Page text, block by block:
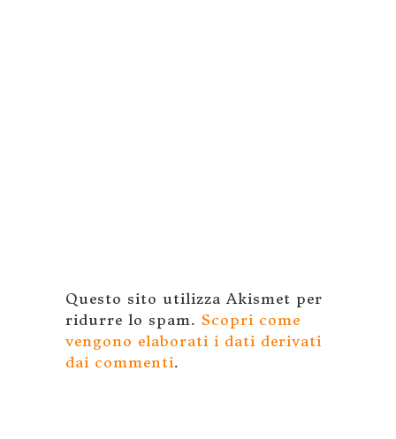
Questo sito utilizza Akismet per
ridurre lo spam. Scopri come
vengono elaborati i dati derivati
dai commenti.